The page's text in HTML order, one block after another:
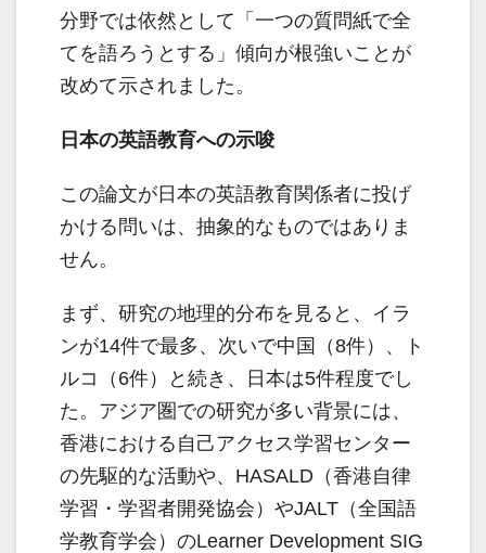
分野では依然として「一つの質問紙で全
てを語ろうとする」傾向が根強いことが
改めて示されました。
日本の英語教育への示唆
この論文が日本の英語教育関係者に投げ
かける問いは、抽象的なものではありま
せん。
まず、研究の地理的分布を見ると、イラ
ンが14件で最多、次いで中国（8件）、ト
ルコ（6件）と続き、日本は5件程度でし
た。アジア圏での研究が多い背景には、
香港における自己アクセス学習センター
の先駆的な活動や、HASALD（香港自律
学習・学習者開発協会）やJALT（全国語
学教育学会）のLearner Development SIG